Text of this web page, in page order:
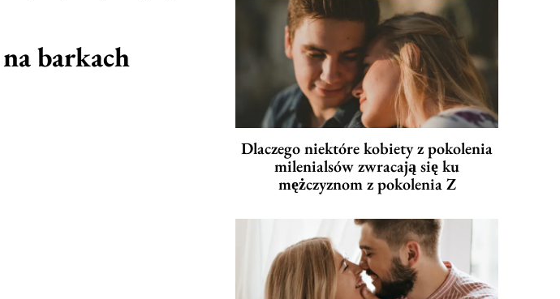
barkach
Dlaczego niektóre kobiety z pokolenia
milenialsów zwracają się ku
mężczyznom z pokolenia Z